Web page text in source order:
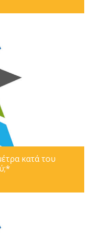
κατά του